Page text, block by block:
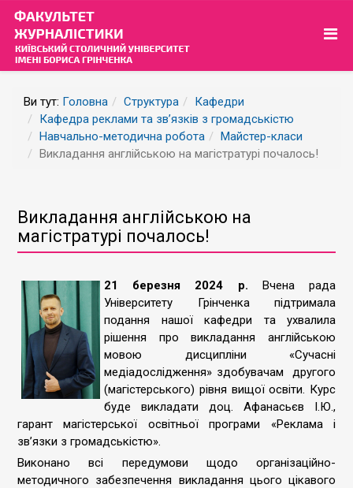
Ви тут: Головна Структура
Кафедри
Кафедра реклами та зв’язків з громадськістю
Навчально-методична робота
Майстер-класи
Викладання англійською на магістратурі почалось!
Викладання англійською на
магістратурі почалось!
21 березня 2024 р. Вчена рада
Університету Грінченка підтримала
подання нашої кафедри та ухвалила
рішення про викладання англійською
мовою дисципліни «Сучасні
медіадослідження» здобувачам другого
(магістерського) рівня вищої освіти. Курс
буде викладати доц. Афанасьєв І.Ю.,
гарант магістерської освітньої програми «Реклама і
зв’язки з громадськістю».
Виконано всі передумови щодо організаційно-
методичного забезпечення викладання цього цікавого